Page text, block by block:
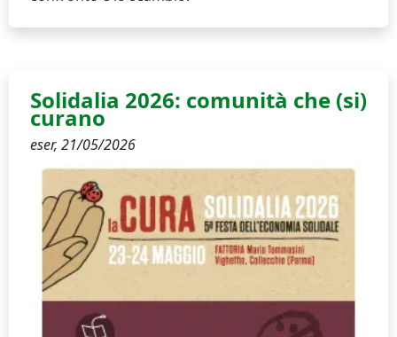
Solidalia 2026: comunità che (si)
curano
eser, 21/05/2026